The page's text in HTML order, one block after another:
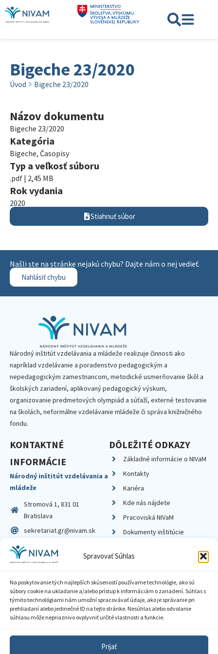
Spravovať Súhlas
Na poskytovanie tých najlepších skúseností používame technológie, ako sú
súbory cookie na ukladanie a/alebo prístup k informáciám o zariadení. Súhlas s
týmito technológiami nám umožní spracovávať údaje, ako je správanie pri
prehliadaní alebo jedinečné ID na tejto stránke. Nesúhlas alebo odvolanie
súhlasu môže nepriaznivo ovplyvniť určité vlastnosti a funkcie.
Prijať
Bigeche 23/2020
Úvod Bigeche 23/2020
Názov dokumentu
Bigeche 23/2020
Kategória
Bigeche, Časopisy
Typ a veľkosť súboru
.pdf | 2,45 MB
Rok vydania
2020
Stiahnuť súbor
Našli ste na stránke nejakú chybu? Dajte nám o nej vedieť.
Nahlásiť chybu
Národný inštitút vzdelávania a mládeže realizuje činnosti ako
napríklad vzdelávanie a poradenstvo pedagogickým a
nepedagogickým zamestnancom, metodické usmerňovanie škôl a
školských zariadení, aplikovaný pedagogický výskum,
organizovanie predmetových olympiád a súťaží, externé testovanie
na školách, neformálne vzdelávanie mládeže či správa knižničného
fondu.
KONTAKTNÉ
INFORMÁCIE
Národný inštitút vzdelávania a
mládeže
Stromová 1, 831 01
Bratislava
sekretariat.gr@nivam.sk
IČO: 00164348
DIČ: 2020798714
DÔLEŽITÉ ODKAZY
Základné informácie o NIVaM
Kontakty
Kariéra
Kde nás nájdete
Pracoviská NIVaM
Dokumenty inštitúcie
Zásady ochrany súkromia